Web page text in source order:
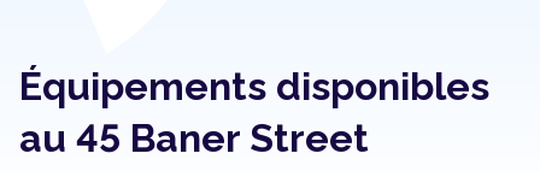
Équipements disponibles
au 45 Baner Street